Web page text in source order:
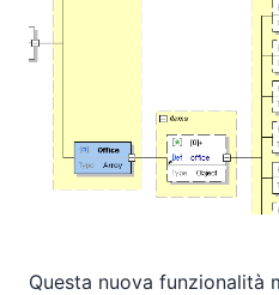
Questa nuova funzionalità